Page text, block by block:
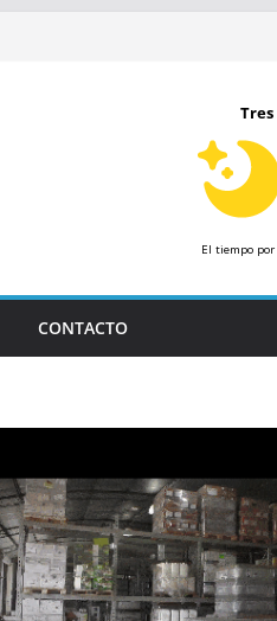
Tres
El tiempo
CONTACTO